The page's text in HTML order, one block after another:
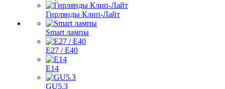
Гирлянды Клип-Лайт
Smart лампы
E27 / E40
E14
GU5.3